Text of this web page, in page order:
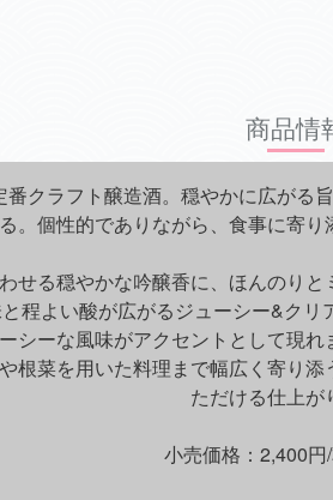
商品情
番クラフト醸造酒。穏やかに広がる
る。個性的でありながら、食事に寄り
せる穏やかな吟醸香に、ほんのり
程よい酸が広がるジューシー&ク
シーな風味がアクセントとして現れ
根菜を用いた料理まで幅広く寄り
ただける仕上が
小売価格：2,400円/